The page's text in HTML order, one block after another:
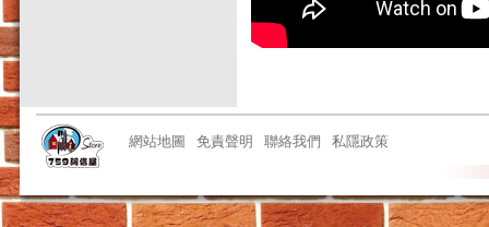
網站地圖 免責聲明 聯絡我們 私隱政策